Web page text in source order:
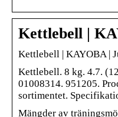
Kettlebell |
Kettlebell | KAYOBA |
Kettlebell. 8 kg. 4.7.
01008314. 951205.
sortimentet.
Mängder av